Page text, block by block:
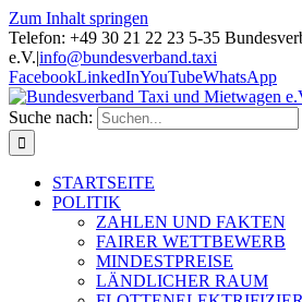
Zum Inhalt springen
Telefon: +49 30 21 22 23 5-35
e.V.|info@bundesverband.taxi
FacebookLinkedInYouTubeWhatsApp
Suche nach:
STARTSEITE
POLITIK
ZAHLEN UND FAKTEN
FAIRER WETTBEWERB
MINDESTPREISE
LÄNDLICHER RAUM